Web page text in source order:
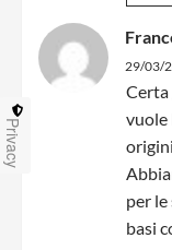
29/03/
Certa
vuole
per le
basi
Privacy